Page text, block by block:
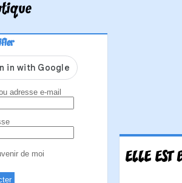
adresse e-mail
de moi ELLE EST